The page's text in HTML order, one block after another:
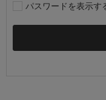
パスワードを表示す